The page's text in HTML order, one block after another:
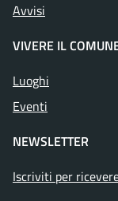
Avvisi
VIVERE IL
Luoghi
Eventi
NEWSLETTER
Iscriviti per